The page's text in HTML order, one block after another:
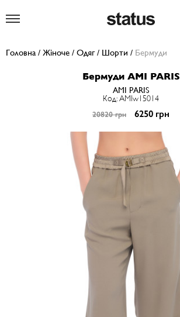
Головна / Жіноче / Одяг/ Шорти / Бермуди
Бермуди AMI PARIS
AMI PARIS
Код: AMIw15014
20820 грн 6250 грн